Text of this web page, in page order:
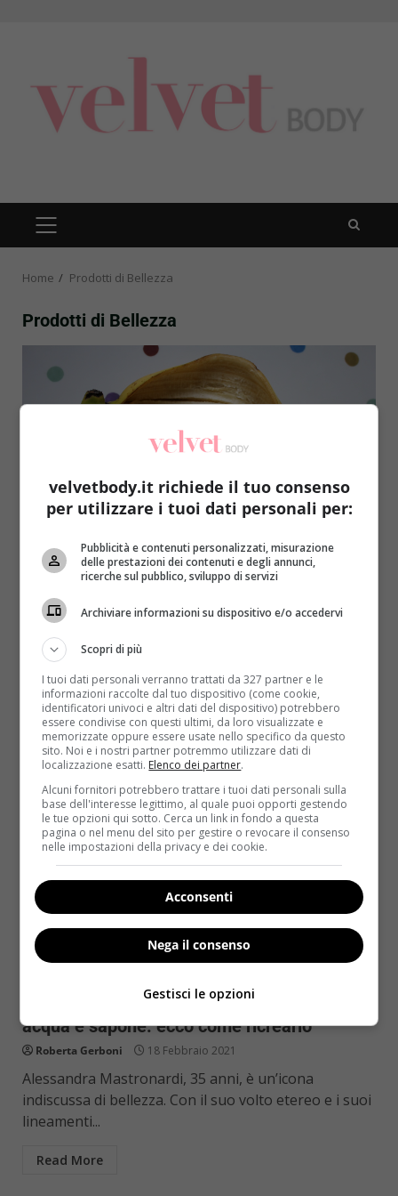
PRIMARY
MENU
Home Prodotti di Bellezza
Prodotti di Bellezza
Ricette di bellezza con gli scarti alimentari:
riciclo fai da te e beauty
Roberta Gerboni
Chi ha detto che gli scarti alimentari non possano
essere riutilizzati anche in casa? Moltissimi avanzi o
parti...
Read More
Come le star Primo Piano
Alessandra Mastronardi, regina del make up
acqua e sapone: ecco come ricrearlo
Roberta Gerboni 18 Febbraio 2021
Alessandra Mastronardi, 35 anni, è un’icona
indiscussa di bellezza. Con il suo volto etereo e i suoi
lineamenti...
Read More
velvetbody.it richiede il tuo consenso
per utilizzare i tuoi dati personali per:
Pubblicità e contenuti personalizzati, misurazione
delle prestazioni dei contenuti e degli annunci,
ricerche sul pubblico, sviluppo di servizi
Archiviare informazioni su dispositivo e/o accedervi
Scopri di più
I tuoi dati personali verranno trattati da 327 partner e le
informazioni raccolte dal tuo dispositivo (come cookie,
identificatori univoci e altri dati del dispositivo) potrebbero
essere condivise con questi ultimi, da loro visualizzate e
memorizzate oppure essere usate nello specifico da questo
sito. Noi e i nostri partner potremmo utilizzare dati di
localizzazione esatti. Elenco dei partner.
Alcuni fornitori potrebbero trattare i tuoi dati personali sulla
base dell'interesse legittimo, al quale puoi opporti gestendo
le tue opzioni qui sotto. Cerca un link in fondo a questa
pagina o nel menu del sito per gestire o revocare il consenso
nelle impostazioni della privacy e dei cookie.
Acconsenti
Nega il consenso
Gestisci le opzioni